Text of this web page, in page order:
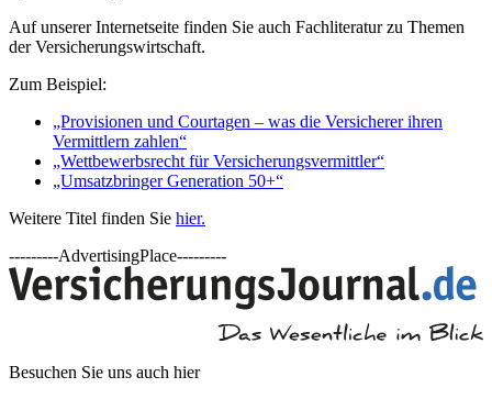
Auf unserer Internetseite finden Sie auch Fachliteratur zu Themen
der Versicherungswirtschaft.
Zum Beispiel:
„Provisionen und Courtagen – was die Versicherer ihren
Vermittlern zahlen“
„Wettbewerbsrecht für Versicherungsvermittler“
„Umsatzbringer Generation 50+“
Weitere Titel finden Sie hier.
---------AdvertisingPlace---------
Besuchen Sie uns auch hier